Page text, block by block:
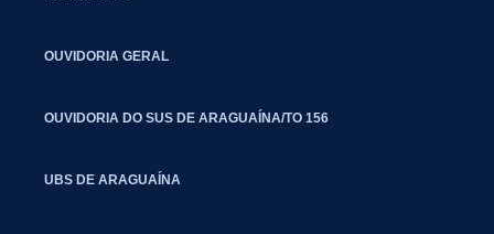
OUVIDORIA GERAL
OUVIDORIA DO SUS DE ARAGUAÍNA/TO 156
UBS DE ARAGUAÍNA